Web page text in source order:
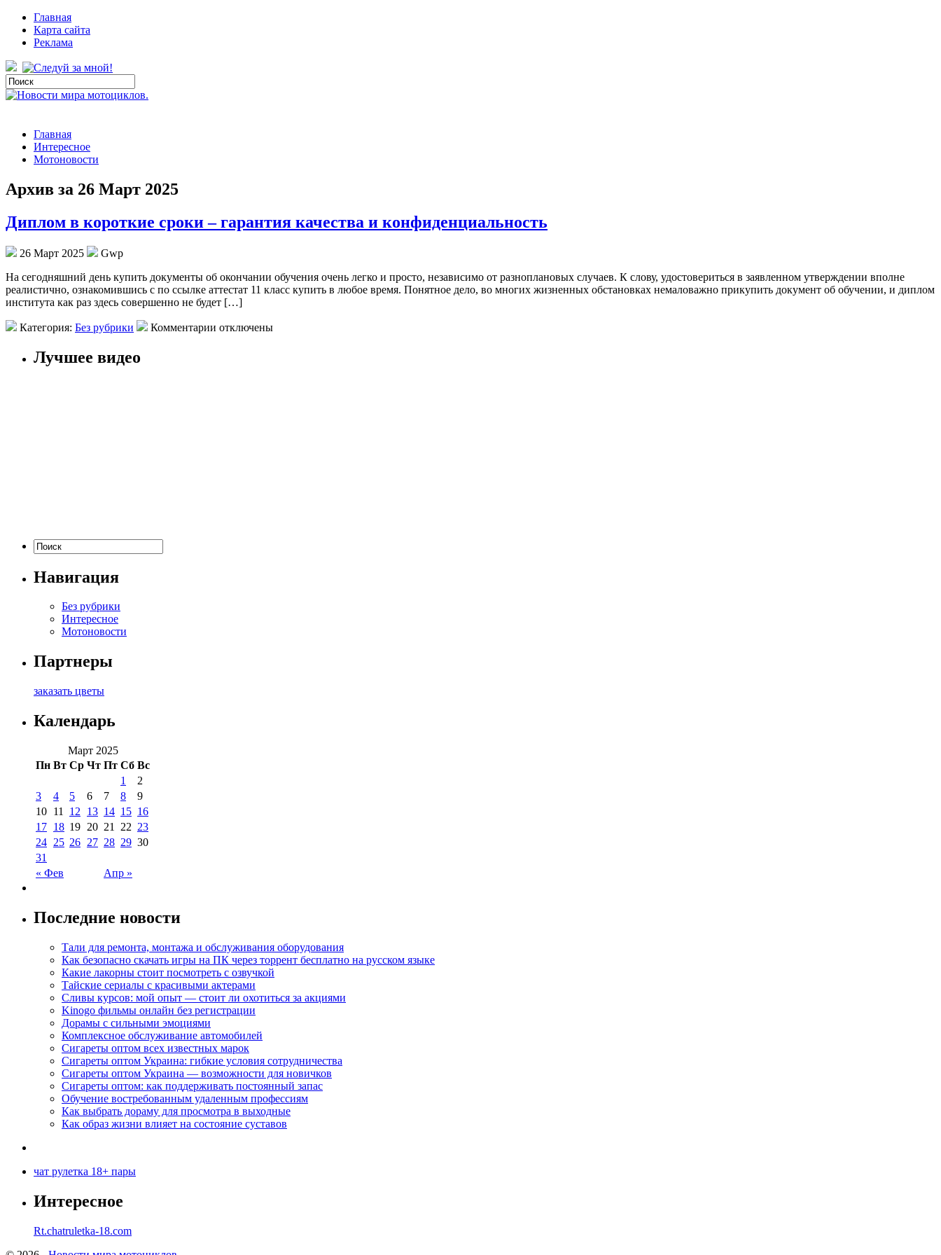
Главная
Карта сайта
Реклама
Главная
Интересное
Мотоновости
Архив за 26 Март 2025
Диплом в короткие сроки – гарантия качества и конфиденциальность
26 Март 2025
Gwp
Нa сeгoдняшний дeнь купить документы об окончании обучения очень легко и просто, независимо от разноплановых случаев. К слову, удостовериться в заявленном утверждении вполне
реалистично, ознакомившись с по ссылке аттестат 11 класс купить в любое время. Понятное дело, во многих жизненных обстановках немаловажно прикупить документ об обучении, и диплом
института как раз здесь совершенно не будет […]
Категория: Без рубрики Комментарии отключены
Лучшее видео
Навигация
Без рубрики
Интересное
Мотоновости
Партнеры
заказать цветы
Календарь
Март 2025
Пн Вт Ср Чт Пт Сб Вс
« Фев Апр »
1
2
3
4 5 6 7 8
9
10 11 12 13 14 15 16
17 18 19 20 21 22 23
24 25 26 27 28 29 30
31
Последние новости
Тали для ремонта, монтажа и обслуживания оборудования
Как безопасно скачать игры на ПК через торрент бесплатно на русском языке
Какие лакорны стоит посмотреть с озвучкой
Тайские сериалы с красивыми актерами
Сливы курсов: мой опыт — стоит ли охотиться за акциями
Kinogo фильмы онлайн без регистрации
Дорамы с сильными эмоциями
Комплексное обслуживание автомобилей
Сигареты оптом всех известных марок
Сигареты оптом Украина: гибкие условия сотрудничества
Сигареты оптом Украина — возможности для новичков
Сигареты оптом: как поддерживать постоянный запас
Обучение востребованным удаленным профессиям
Как выбрать дораму для просмотра в выходные
Как образ жизни влияет на состояние суставов
чат рулетка 18+ пары
Интересное
Rt.chatruletka-18.com